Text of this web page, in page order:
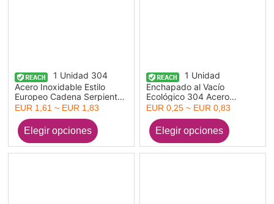
1 Unidad 304
Acero Inoxidable Estilo
Europeo Cadena Serpiente
Pulseras Tono de Plata Con
Extensor Cadena
EUR 1,61 ~ EUR 1,83
1 Unidad
Enchapado al Vacío
Ecológico 304 Acero
Inoxidable Brazaletes
Ronda Ajustable 21.5cm
longitud
EUR 0,25 ~ EUR 0,83